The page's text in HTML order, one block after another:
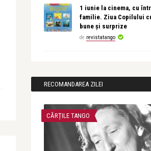
1 iunie la cinema, cu
familie. Ziua Copilului
bune și surprize
de revistatango
RECOMANDAREA ZILEI
CĂRȚILE TANGO